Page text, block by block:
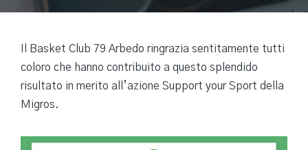
Il Basket Club 79 Arbedo ringrazia sentitamente tutti
coloro che hanno contribuito a questo splendido
risultato in merito all’azione Support your Sport della
Migros.